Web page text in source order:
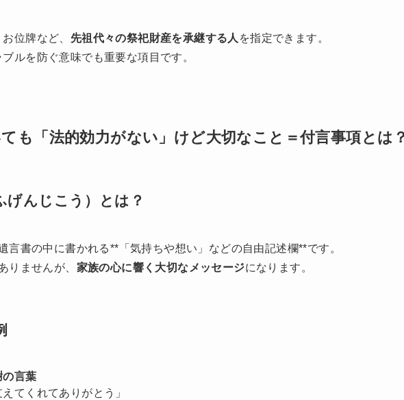
位牌など、 先祖代々の祭祀財産を承継する人 を指定できます。
ルを防ぐ意味でも重要な項目です。
も「法的効力がない」けど大切なこと＝付言事項とは
げんじこう）とは？
言書の中に書かれる**「気持ちや想い」などの自由記述欄**です。
りませんが、 家族の心に響く大切なメッセージになります。
の言葉
えてくれてありがとう」